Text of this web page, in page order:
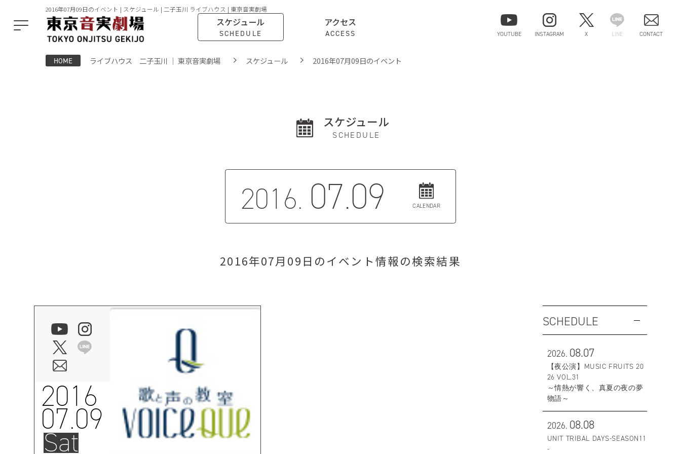
2016年07月09日のイベント | スケジュール | 二子玉川 ライブハウス | 東京音実劇場
スケジュール
SCHEDULE
アクセス
ACCESS YOUTUBE INSTAGRAM X LINE CONTACT
HOME ライブハウス 二子玉川 ｜ 東京音実劇場 スケジュール 2016年07月09日のイベント
スケジュール
SCHEDULE
2016. 07.09 CALENDAR
2016年07月09日のイベント情報の検索結果
2016
07.09
Sat
SCHEDULE
2026. 08.07
【夜公演】MUSIC FRUITS 20
26 VOL.31
～情熱が響く、真夏の夜の夢
物語～
2026. 08.08
UNIT TRIBAL DAYS-SEASON11
-